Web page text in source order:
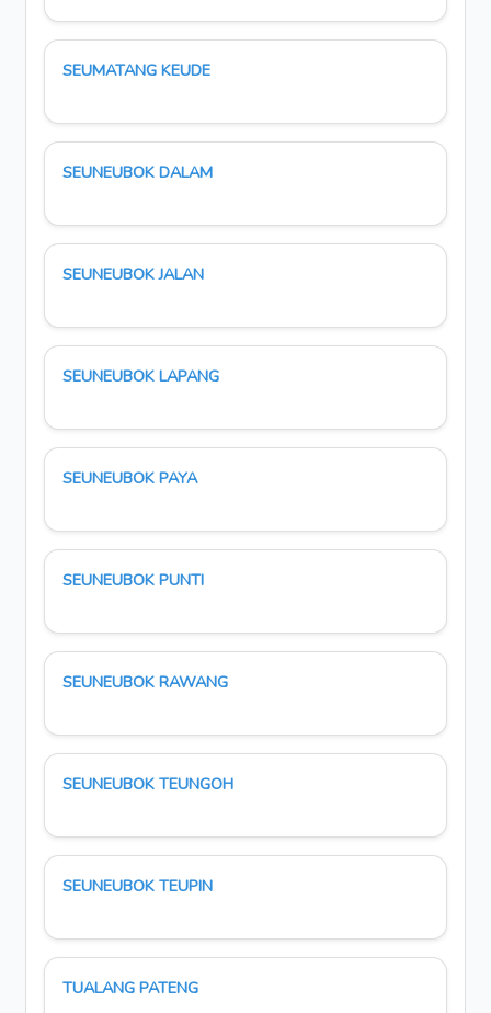
SEUMATANG KEUDE
SEUNEUBOK DALAM
SEUNEUBOK JALAN
SEUNEUBOK LAPANG
SEUNEUBOK PAYA
SEUNEUBOK PUNTI
SEUNEUBOK RAWANG
SEUNEUBOK TEUNGOH
SEUNEUBOK TEUPIN
TUALANG PATENG